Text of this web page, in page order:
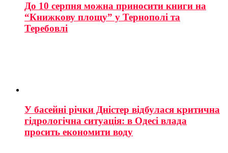
До 10 серпня можна приносити книги на
“Книжкову площу” у Тернополі та
Теребовлі
У басейні річки Дністер відбулася критична
гідрологічна ситуація: в Одесі влада
просить економити воду